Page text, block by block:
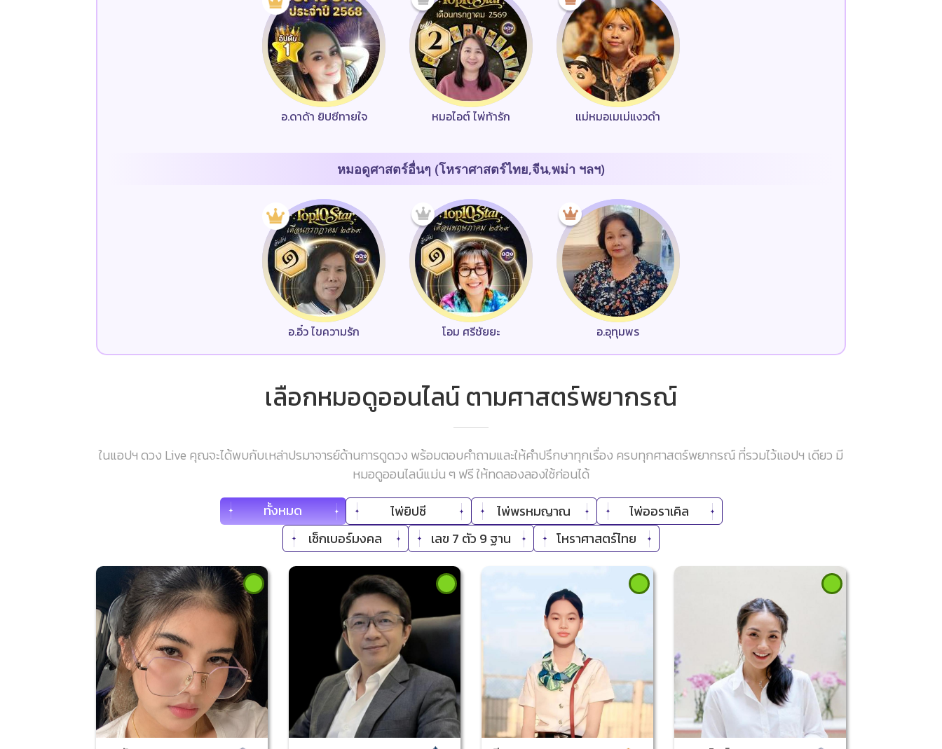
อ.ดาด้า ยิปซีทายใจ หมอไอต์ ไพ่ท้ารัก แม่หมอเมเม่แงวดำ
หมอดูศาสตร์อื่นๆ (โหราศาสตร์ไทย,จีน,พม่า ฯลฯ)
อ.อิ๋ว ไขความรัก โอม ศรีชัยยะ อ.อุทุมพร
เลือกหมอดูออนไลน์ ตามศาสตร์พยากรณ์
ในแอปฯ ดวง Live คุณจะได้พบกับเหล่าปรมาจารย์ด้านการดูดวง พร้อมตอบคำถามและให้คำปรึกษาทุกเรื่อง ครบทุกศาสตร์พยากรณ์ ที่รวมไว้แอปฯ เดียว มี
หมอดูออนไลน์แม่น ๆ ฟรี ให้ทดลองลองใช้ก่อนได้
ทั้งหมด
ไพ่ยิปซี ไพ่พรหมญาณ
ไพ่ออราเคิล
เช็กเบอร์มงคล
เลข 7 ตัว 9 ฐาน โหราศาสตร์ไทย